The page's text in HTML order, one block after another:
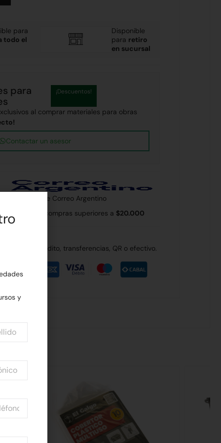
para
todo el
Disponible
para retiro
en sucursal
para
¡Descuentos!
al comprar materiales para obras
Contactar un asesor
a través de Correo Argentino
Rodríguez en compras superiores a $20.000
débito, crédito, transferencias, QR o efectivo.
y